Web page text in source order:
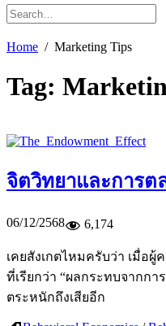
Home Marketing Tips
Tag:
จิตวิทยาและการต
06/12/2568 6,174
เคยสังเกตไหมครับว่า เมื่อ
ที่เรียกว่า “ผลกระทบจากก
ตระหนักถึงเสียอีก